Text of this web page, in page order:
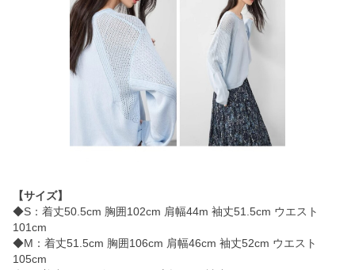
【サイズ】
◆S：着丈50.5cm 胸囲102cm 肩幅44m 袖丈51.5cm ウエスト
101cm
◆M：着丈51.5cm 胸囲106cm 肩幅46cm 袖丈52cm ウエスト
105cm